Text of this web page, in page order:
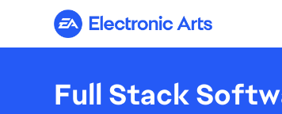
Electronic Arts
Full Stack